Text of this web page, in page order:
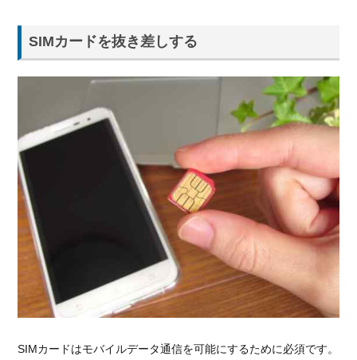
SIMカードを抜き差しする
SIMカードはモバイルデータ通信を可能にするために必須です。